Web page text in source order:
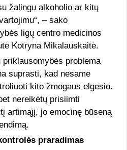
žalingu alkoholio ar kitų
– sako
ligų centro medicinos
Kotryna Mikalauskaitė.
problema
suprasti, kad nesame
kito žmogaus elgesio.
nereikėtų prisiimti
artimąjį, jo emocinę būseną
praradimas